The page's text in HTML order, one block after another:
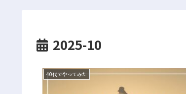
2025-10
40代でやってみた